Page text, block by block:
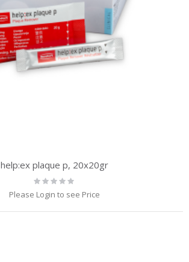
help:ex plaque p, 20x20gr
Rating:
0%
Please Login to see Price